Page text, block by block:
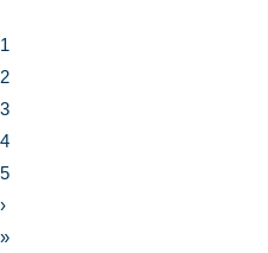
1
2
3
4
5
›
»